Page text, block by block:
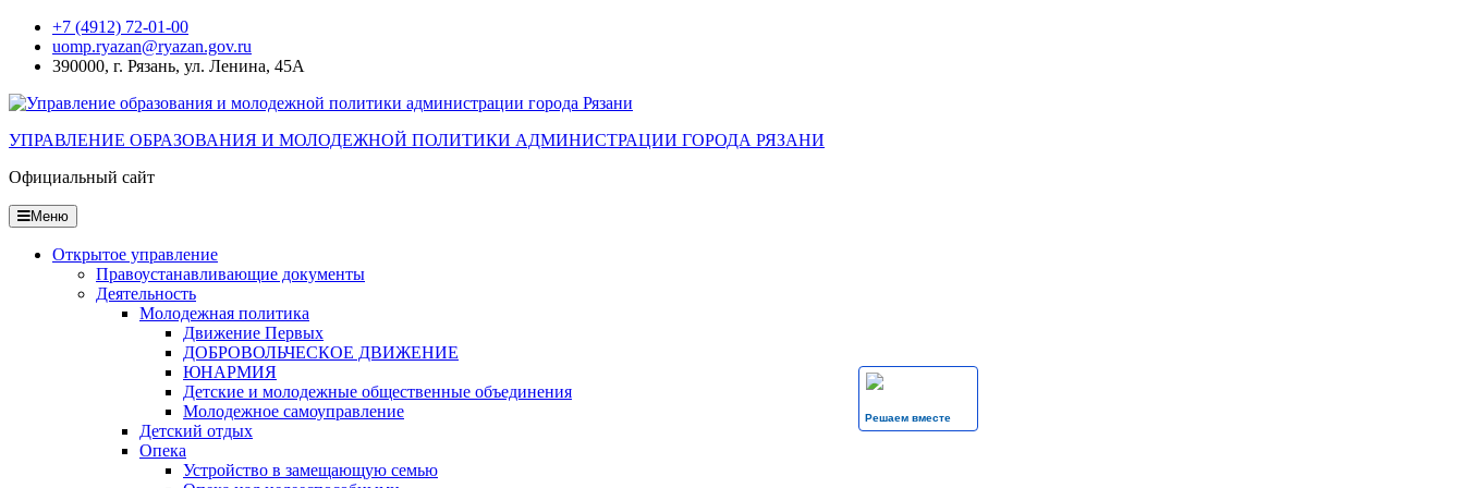
Перейти
содержанию
+7 (4912) 72-01-00
uomp.ryazan@ryazan.gov.ru
390000, г. Рязань, ул. Ленина, 45А
Решаем вместе
УПРАВЛЕНИЕ ОБРАЗОВАНИЯ И МОЛОДЕЖНОЙ ПОЛИТИКИ АДМИНИСТРАЦИИ ГОРОДА РЯЗАНИ
Официальный сайт
Меню
Открытое управление
Правоустанавливающие документы
Деятельность
Молодежная политика
Движение Первых
ДОБРОВОЛЬЧЕСКОЕ ДВИЖЕНИЕ
ЮНАРМИЯ
Детские и молодежные общественные объединения
Молодежное самоуправление
Детский отдых
Опека
Устройство в замещающую семью